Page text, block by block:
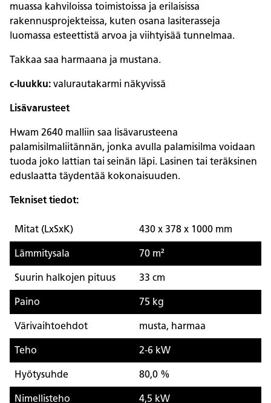
muassa kahviloissa toimistoissa ja erilaisissa
rakennusprojekteissa, kuten osana lasiterasseja
luomassa esteettistä arvoa ja viihtyisää tunnelmaa.
Takkaa saa harmaana ja mustana.
c-luukku: valurautakarmi näkyvissä
Lisävarusteet
Hwam 2640 malliin saa lisävarusteena
palamisilmaliitännän, jonka avulla palamisilma voidaan
tuoda joko lattian tai seinän läpi. Lasinen tai teräksinen
eduslaatta täydentää kokonaisuuden.
Tekniset tiedot:
Mitat (LxSxK) 430 x 378 x 1000 mm
Lämmitysala 70 m²
Suurin halkojen pituus 33 cm
Paino 75 kg
Värivaihtoehdot musta, harmaa
Teho 2-6 kW
Hyötysuhde 80,0 %
Nimellisteho 4,5 kW